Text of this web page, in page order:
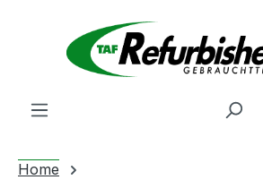
Zum Hauptinhalt springen
Home